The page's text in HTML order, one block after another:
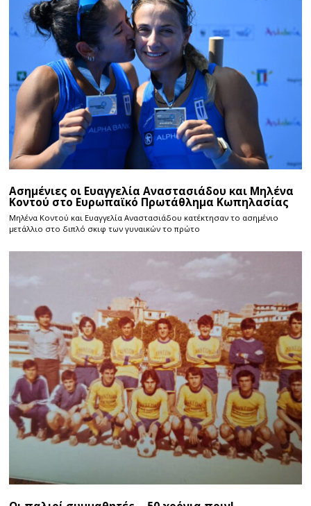
Ασημένιες οι Ευαγγελία Αναστασιάδου και Μηλένα
Κοντού στο Ευρωπαϊκό Πρωτάθλημα Κωπηλασίας
Μηλένα Κοντού και Ευαγγελία Αναστασιάδου κατέκτησαν το ασημένιο
μετάλλιο στο διπλό σκιφ των γυναικών το πρώτο